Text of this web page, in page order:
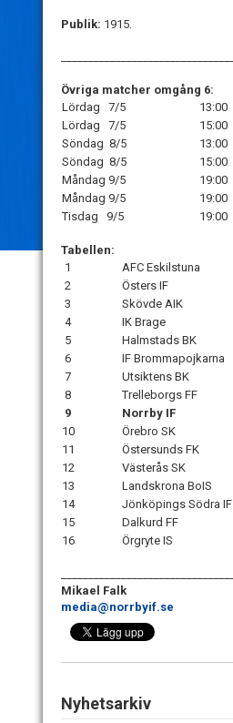
Publik: 1915.
Övriga matcher omgång 6:
Lördag 7/5
13:00
Lördag 7/5
15:00
Söndag 8/5
13:00
Söndag 8/5
15:00
Måndag 9/5
19:00
Måndag 9/5
19:00
Tisdag 9/5
19:00
Tabellen:
1
AFC Eskilstuna
2
Östers IF
3
Skövde AIK
4
IK Brage
5
Halmstads BK
6
IF Brommapojkarna
7
Utsiktens BK
8
Trelleborgs FF
9
Norrby IF
10
Örebro SK
11
Östersunds FK
12
Västerås SK
13
Landskrona BoIS
14
Jönköpings Södra IF
15
Dalkurd FF
16
Örgryte IS
Mikael Falk
media@norrbyif.se
Nyhetsarkiv